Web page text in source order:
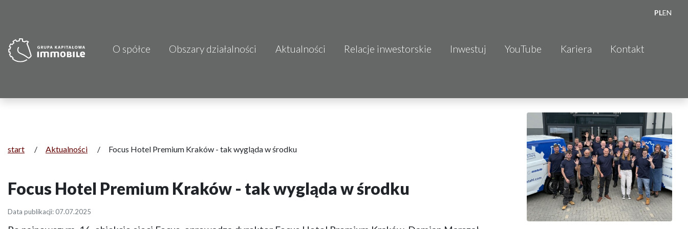
O spółce Obszary działalności
CDI KB Sp. z o.o.
Projprzem Budownictwo
Fundacja Immo
Aktualności Relacje inwestorskie Inwestuj YouTube Kariera Kontakt
PLEN
start / Aktualności / Focus Hotel Premium Kraków - tak wygląda w środku
Focus Hotel Premium Kraków - tak wygląda w środku
Data publikacji: 07.07.2025